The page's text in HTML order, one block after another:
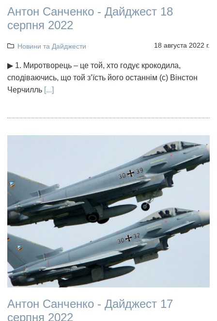
Антон Санченко - Дайджест 18
серпня 2022
Новини та Дайджести 18 августа 2022 г.
▶ 1. Миротворець – це той, хто годує крокодила,
сподіваючись, що той з’їсть його останнім (с) Вінстон
Черчилль [...]
Антон Санченко - Дайджест 17
серпня 2022